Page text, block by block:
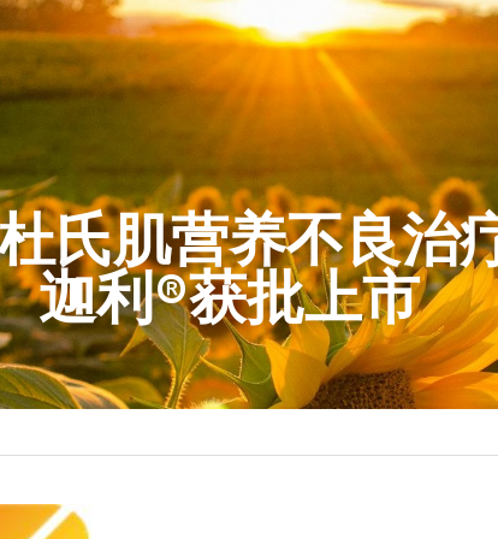
氏肌营养不良治
迦利®获批上市